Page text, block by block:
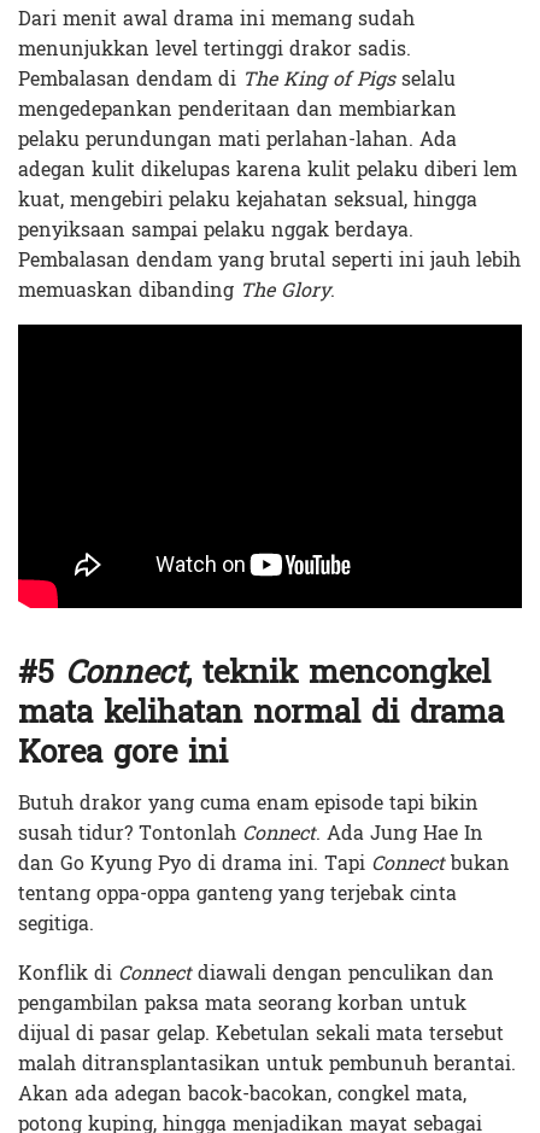
Dari menit awal drama ini memang sudah
menunjukkan level tertinggi drakor sadis.
Pembalasan dendam di The King of Pigsselalu
mengedepankan penderitaan dan membiarkan
pelaku perundungan mati perlahan-lahan. Ada
adegan kulit dikelupas karena kulit pelaku diberi lem
kuat, mengebiri pelaku kejahatan seksual, hingga
penyiksaan sampai pelaku nggak berdaya.
Pembalasan dendam yang brutal seperti ini jauh lebih
memuaskan dibanding The Glory.
#5 Connect, teknik mencongkel
mata kelihatan normal di drama
Korea gore ini
Butuh drakor yang cuma enam episode tapi bikin
susah tidur? Tontonlah Connect. Ada Jung Hae In
dan Go Kyung Pyo di drama ini. Tapi Connectbukan
tentang oppa-oppa ganteng yang terjebak cinta
segitiga.
Konflik di Connectdiawali dengan penculikan dan
pengambilan paksa mata seorang korban untuk
dijual di pasar gelap. Kebetulan sekali mata tersebut
malah ditransplantasikan untuk pembunuh berantai.
Akan ada adegan bacok-bacokan, congkel mata,
potong kuping, hingga menjadikan mayat sebagai